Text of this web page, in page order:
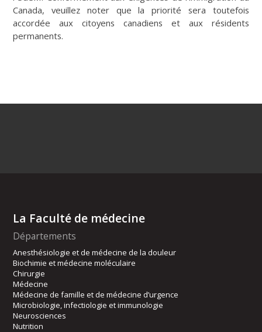
Canada, veuillez noter que la priorité sera toutefois
accordée aux citoyens canadiens et aux résidents
permanents.
La Faculté de médecine
Départements
Anesthésiologie et de médecine de la douleur
Biochimie et médecine moléculaire
Chirurgie
Médecine
Médecine de famille et de médecine d’urgence
Microbiologie, infectiologie et immunologie
Neurosciences
Nutrition